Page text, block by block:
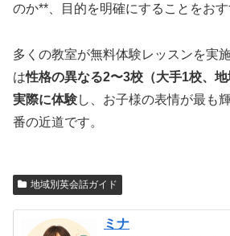
のか**、目的を明確にすることをおす
多くの教室が無料体験レッスンを実
は性格の異なる2〜3校（大手1校、
実際に体験し、お子様の表情が最も
番の近道です。
地域別英会話ガイド
ミナ